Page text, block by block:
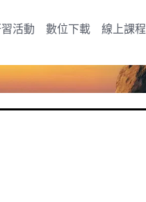
活動 數位下載 線上課程